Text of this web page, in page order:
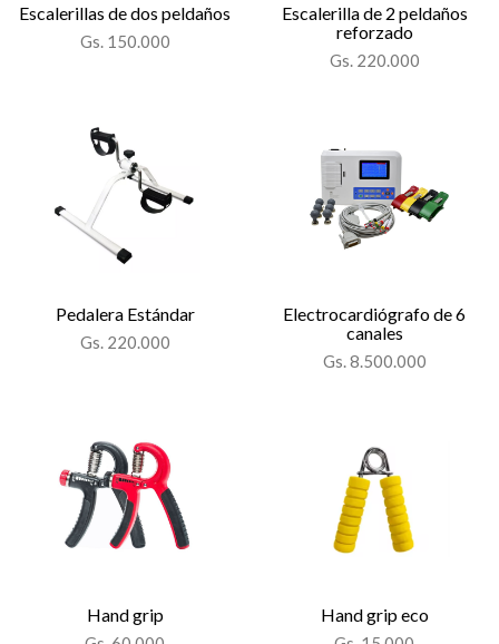
Escalerillas de dos peldaños
Gs. 150.000
Escalerilla de 2 peldaños
reforzado
Gs. 220.000
Pedalera Estándar
Gs. 220.000
Electrocardiógrafo de 6
canales
Gs. 8.500.000
Hand grip Hand grip eco